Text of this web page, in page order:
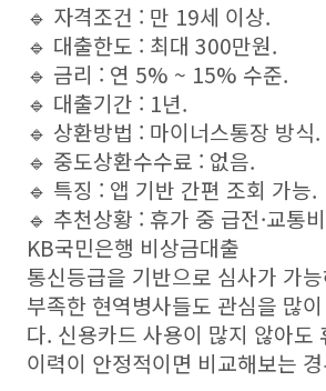
🔹 자격조건 : 만 19세 이상.
🔹 대출한도 : 최대 300만원.
🔹 금리 : 연 5% ~ 15% 수준.
🔹 대출기간 : 1년.
🔹 상환방법 : 마이너스통장 방식.
🔹 중도상환수수료 : 없음.
🔹 특징 : 앱 기반 간편 조회 가능.
🔹 추천상황 : 휴가 중 급전·교통
KB국민은행 비상금대출
통신등급을 기반으로 심사가 가
부족한 현역병사들도 관심을 많
다. 신용카드 사용이 많지 않아도
이력이 안정적이면 비교해보는